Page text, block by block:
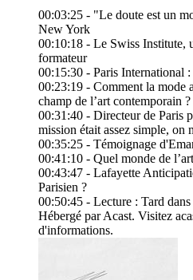
00:03:25 - "Le doute est un
New York
00:10:18 - Le Swiss Institute,
formateur
00:15:30 - Paris International
00:23:19 - Comment la mode
champ de l’art contemporain ?
00:31:40 - Directeur de Paris
mission était assez simple,
00:35:25 - Témoignage
00:41:10 - Quel monde de
00:43:47 - Lafayette
Parisien ?
00:50:45 - Lecture : Tard
Hébergé par Acast. Visitez
d'informations.